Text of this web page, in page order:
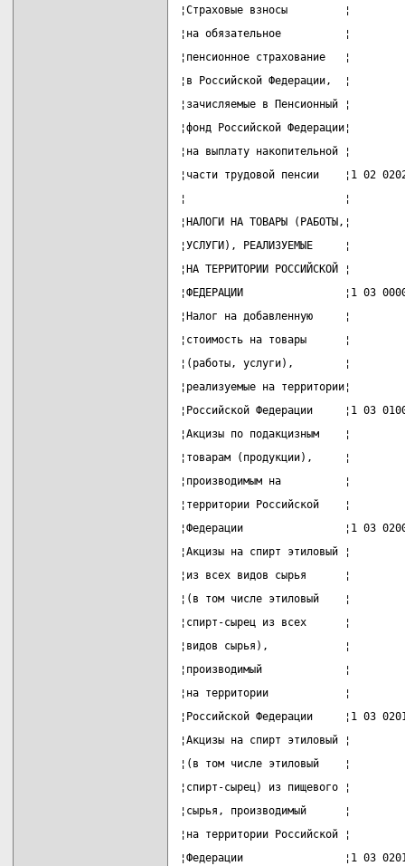
¦Страховые взносы         ¦
¦на обязательное          ¦
¦пенсионное страхование
¦в Российской Федерации,
¦зачисляемые в
¦фонд Российской
¦на выплату
¦части трудовой пенсии    ¦1 02
¦                         ¦
¦НАЛОГИ НА ТОВАРЫ
¦УСЛУГИ), РЕАЛИЗУЕМЫЕ
¦НА ТЕРРИТОРИИ
¦ФЕДЕРАЦИИ                ¦1 03
¦Налог на добавленную
¦стоимость на товары
¦(работы, услуги),        ¦
¦реализуемые на
¦Российской Федерации     ¦1 03
¦Акцизы по подакцизным
¦товарам (продукции),
¦производимым на          ¦
¦территории Российской
¦Федерации                ¦1 03
¦Акцизы на спирт этиловый
¦из всех видов сырья
¦(в том числе этиловый
¦спирт-сырец из всех
¦видов сырья),            ¦
¦производимый             ¦
¦на территории            ¦
¦Российской Федерации     ¦1 03
¦Акцизы на спирт этиловый
¦(в том числе этиловый
¦спирт-сырец) из пищевого
¦сырья, производимый
¦на территории
¦Федерации                ¦1 03